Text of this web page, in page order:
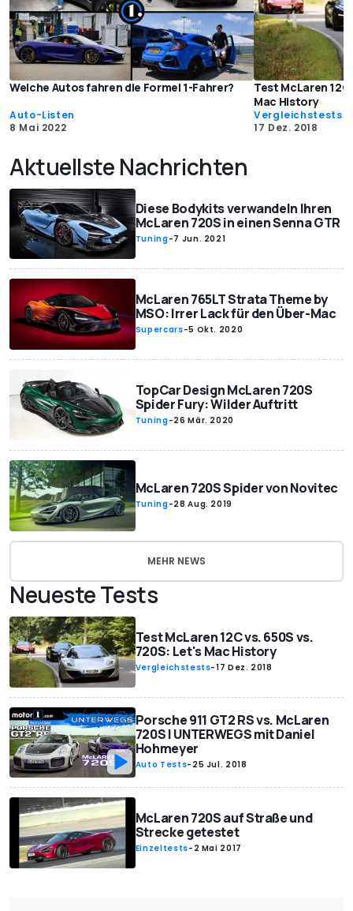
Welche Autos fahren die Formel 1-Fahrer?
Auto-Listen
8 Mai 2022
Test McLaren
Mac History
Vergleichstests
17 Dez. 2018
Aktuellste Nachrichten
Diese Bodykits verwandeln Ihren
McLaren 720S in einen Senna GTR
Tuning-7 Jun. 2021
McLaren 765LT Strata Theme by
MSO: Irrer Lack für den Über-Mac
Supercars-5 Okt. 2020
TopCar Design McLaren 720S
Spider Fury: Wilder Auftritt
Tuning-26 Mär. 2020
McLaren 720S Spider von Novitec
Tuning-28 Aug. 2019
MEHR NEWS
Neueste Tests
Test McLaren 12C vs. 650S vs.
720S: Let's Mac History
Vergleichstests-17 Dez. 2018
Porsche 911 GT2 RS vs. McLaren
720S | UNTERWEGS mit Daniel
Hohmeyer
Auto Tests- 25 Jul. 2018
McLaren 720S auf Straße und
Strecke getestet
Einzeltests- 2 Mai 2017